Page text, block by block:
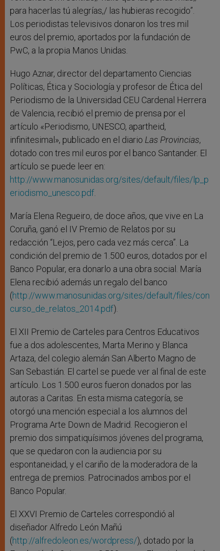
para hacerlas tú alegrías,/ las hubieras recogido”.
Los periodistas televisivos donaron los tres mil
euros del premio, aportados por la fundación de
PwC, a la propia Manos Unidas.
Hugo Aznar, director del departamento Ciencias
Políticas, Ética y Sociología y profesor de Ética del
Periodismo de la Universidad CEU Cardenal Herrera
de Valencia, recibió el premio de prensa por el
artículo «Periodismo, UNESCO, apartheid,
infinitesimal», publicado en el diario Las Provincias,
dotado con tres mil euros por el banco Santander. El
artículo se puede leer en:
http://www.manosunidas.org/sites/default/files/lp_p
eriodismo_unesco.pdf.
María Elena Regueiro, de doce años, que vive en La
Coruña, ganó el IV Premio de Relatos por su
redacción “Lejos, pero cada vez más cerca”. La
condición del premio de 1.500 euros, dotados por el
Banco Popular, era donarlo a una obra social. María
Elena recibió además un regalo del banco
(http://www.manosunidas.org/sites/default/files/con
curso_de_relatos_2014.pdf).
El XII Premio de Carteles para Centros Educativos
fue a dos adolescentes, Marta Merino y Blanca
Artaza, del colegio alemán San Alberto Magno de
San Sebastián. El cartel se puede ver al final de este
artículo. Los 1.500 euros fueron donados por las
autoras a Caritas. En esta misma categoría, se
otorgó una mención especial a los alumnos del
Programa Arte Down de Madrid. Recogieron el
premio dos simpatiquísimos jóvenes del programa,
que se quedaron con la audiencia por su
espontaneidad, y el cariño de la moderadora de la
entrega de premios. Patrocinados ambos por el
Banco Popular.
El XXVI Premio de Carteles correspondió al
diseñador Alfredo León Mañú
(http://alfredoleon.es/wordpress/), dotado por la